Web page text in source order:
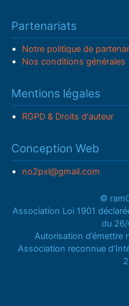
Partenariats
Notre politique de
Nos conditions générales
Mentions légales
RGPD & Droits d'auteur
Conception Web
no2pxl@gmail.com
©
Association Loi 1901
du
Autorisation d’émettre
Association reconnue